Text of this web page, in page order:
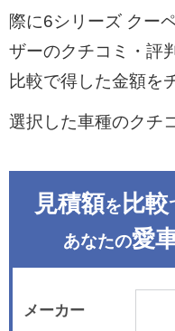
際に6シリーズ クー
ザーのクチコミ・評
比較で得した金額を
選択した車種のクチ
見積額を 比較
あなたの愛
メーカー